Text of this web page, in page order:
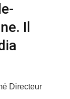
Il
Directeur